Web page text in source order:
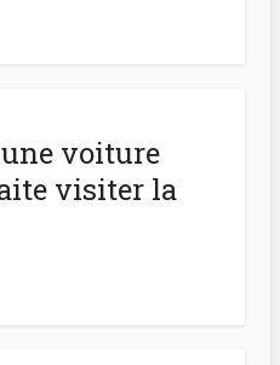
voiture
visiter la